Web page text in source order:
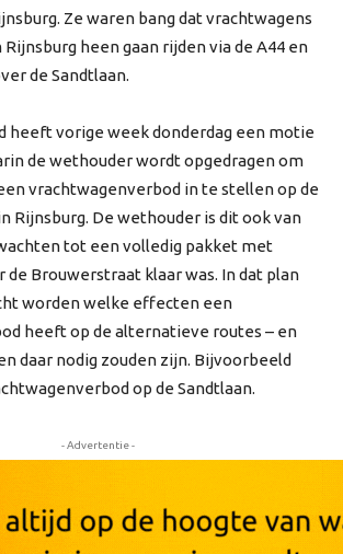
Ze waren bang dat vrachtwagens
heen gaan rijden via de A44 en
de Sandtlaan.
heeft vorige week donderdag een motie
de wethouder wordt opgedragen om
vrachtwagenverbod in te stellen op de
Rijnsburg. De wethouder is dit ook van
tot een volledig pakket met
Brouwerstraat klaar was. In dat plan
worden welke effecten een
heeft op de alternatieve routes – en
daar nodig zouden zijn. Bijvoorbeeld
op de Sandtlaan.
- Advertentie -